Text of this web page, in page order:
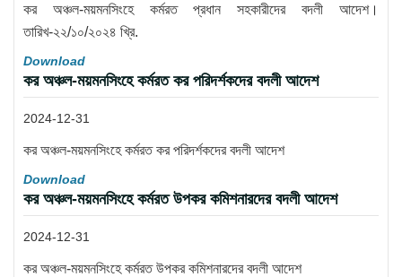
কর অঞ্চল-ময়মনসিংহে কর্মরত প্রধান সহকারীদের বদলী আদেশ।
তারিখ-২২/১০/২০২৪ খ্রি.
Download
কর অঞ্চল-ময়মনসিংহে কর্মরত কর পরিদর্শকদের বদলী আদেশ
2024-12-31
কর অঞ্চল-ময়মনসিংহে কর্মরত কর পরিদর্শকদের বদলী আদেশ
Download
কর অঞ্চল-ময়মনসিংহে কর্মরত উপকর কমিশনারদের বদলী আদেশ
2024-12-31
কর অঞ্চল-ময়মনসিংহে কর্মরত উপকর কমিশনারদের বদলী আদেশ